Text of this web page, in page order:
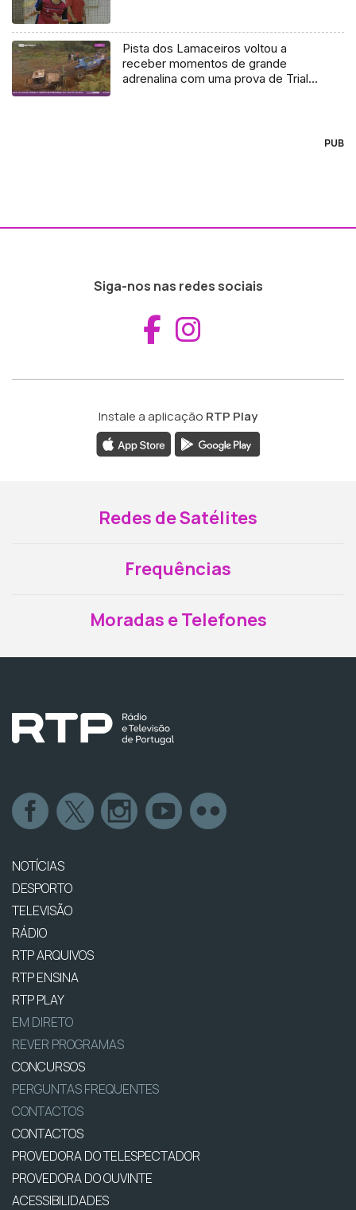
Pista dos Lamaceiros voltou a
receber momentos de grande
adrenalina com uma prova de Trial
PUB
Siga-nos nas redes sociais
Aceder ao
Instale a aplicação RTP Play
Redes de Satélites
Frequências
Moradas e Telefones
NOTÍCIAS
DESPORTO
TELEVISÃO
RÁDIO
RTP ARQUIVOS
RTP ENSINA
RTP PLAY
EM DIRETO
REVER PROGRAMAS
CONCURSOS
PERGUNTAS FREQUENTES
CONTACTOS
CONTACTOS
PROVEDORA DO TELESPECTADOR
PROVEDORA DO OUVINTE
ACESSIBILIDADES